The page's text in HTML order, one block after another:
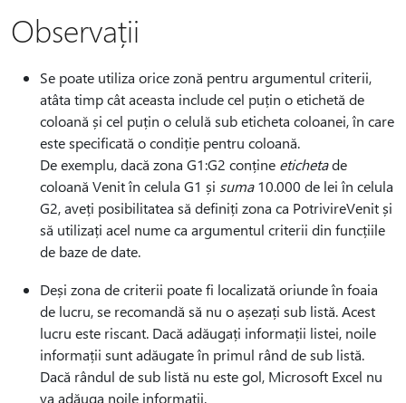
Observații
Se poate utiliza orice zonă pentru argumentul criterii,
atâta timp cât aceasta include cel puțin o etichetă de
coloană și cel puțin o celulă sub eticheta coloanei, în care
este specificată o condiție pentru coloană.
De exemplu, dacă zona G1:G2 conține etichetade
coloană Venit în celula G1 și suma10.000 de lei în celula
G2, aveți posibilitatea să definiți zona ca PotrivireVenit și
să utilizați acel nume ca argumentul criterii din funcțiile
de baze de date.
Deși zona de criterii poate fi localizată oriunde în foaia
de lucru, se recomandă să nu o așezați sub listă. Acest
lucru este riscant. Dacă adăugați informații listei, noile
informații sunt adăugate în primul rând de sub listă.
Dacă rândul de sub listă nu este gol, Microsoft Excel nu
va adăuga noile informații.